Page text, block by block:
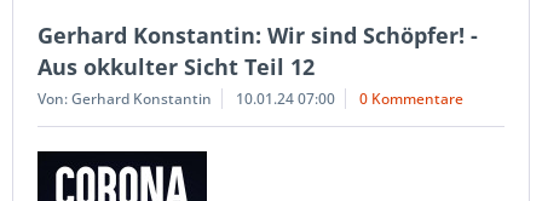
Gerhard Konstantin: Wir sind Schöpfer! -
Aus okkulter Sicht Teil 12
Von: Gerhard Konstantin 10.01.24 07:00 0 Kommentare